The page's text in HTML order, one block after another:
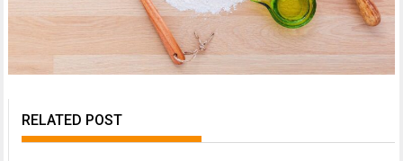
RELATED POST